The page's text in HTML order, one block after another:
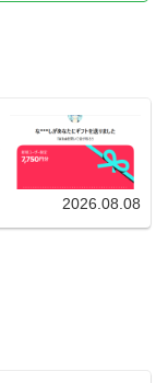
2026.08.08